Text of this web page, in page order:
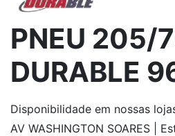
PNEU 205/
DURABLE
Disponibilidade em nossas
AV WASHINGTON SOARES |